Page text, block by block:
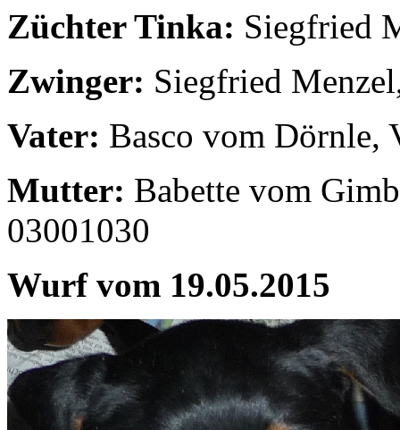
Züchter Tinka: Siegfried
Zwinger: Siegfried
Vater: Basco vom Dörnle,
Mutter: Babette vom
03001030
Wurf vom 19.05.2015